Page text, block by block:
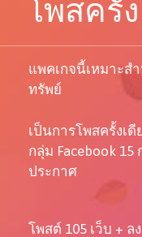
โพสครั้
แพคเกจนี้เหมาะส
ทรัพย์
เป็นการโพสครั้งเดี
กลุ่ม Facebook
ประกาศ
โพสต์ 105 เว็บ + ล